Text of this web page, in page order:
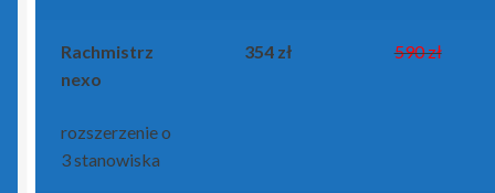
Rachmistrz
nexo
rozszerzenie o
3 stanowiska
354 zł 590 zł